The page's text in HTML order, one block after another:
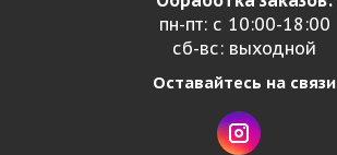
пн-пт: с 10:00-18:00
сб-вс: выходной
Оставайтесь на связи